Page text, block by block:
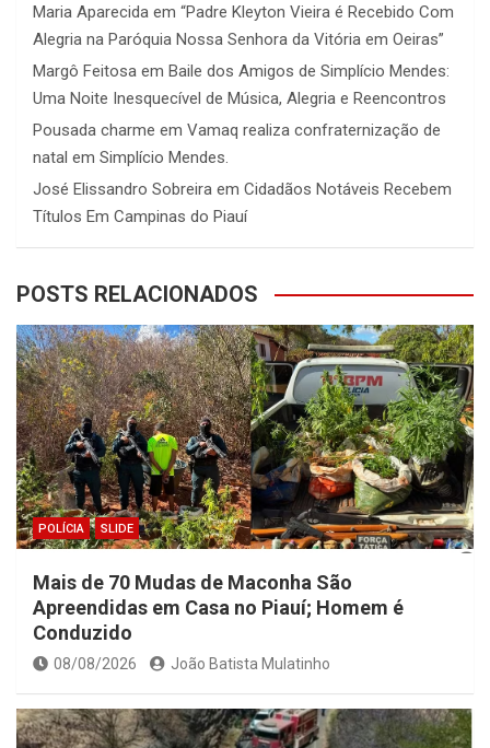
Maria Aparecida em “Padre Kleyton Vieira é Recebido Com
Alegria na Paróquia Nossa Senhora da Vitória em Oeiras”
Margô Feitosa em Baile dos Amigos de Simplício Mendes:
Uma Noite Inesquecível de Música, Alegria e Reencontros
Pousada charme em Vamaq realiza confraternização de
natal em Simplício Mendes.
José Elissandro Sobreira em Cidadãos Notáveis Recebem
Títulos Em Campinas do Piauí
POSTS RELACIONADOS
POLÍCIA SLIDE
Mais de 70 Mudas de Maconha São
Apreendidas em Casa no Piauí; Homem é
Conduzido
08/08/2026 João Batista Mulatinho